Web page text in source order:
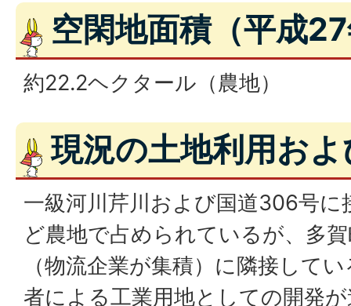
空閑地面積（平成
約22.2ヘクタール（農地）
現況の土地利用お
一級河川芹川および国道306号
ど農地で占められているが、多
（物流企業が集積）に隣接して
者による工業用地としての開発